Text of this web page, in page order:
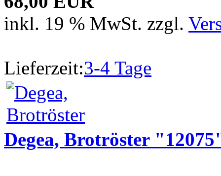
inkl. 19 % MwSt. zzgl.
Lieferzeit:3-4 Tage
Degea, Brotröster